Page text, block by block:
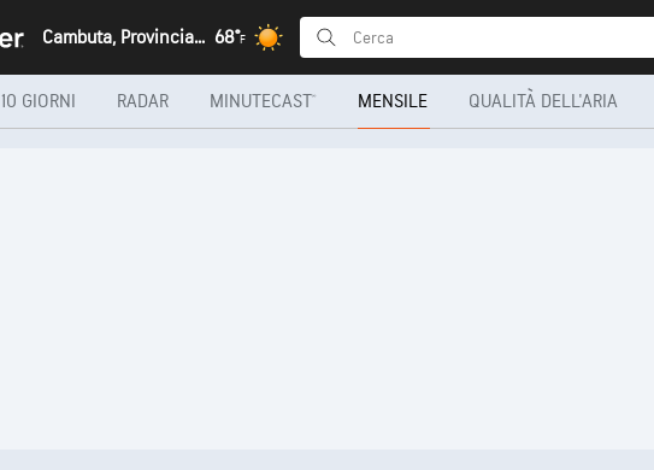
Cambuta, Provincia di Bié 68°F
10 GIORNI RADAR MINUTECAST® MENSILE QUALITÀ DELL'ARIA